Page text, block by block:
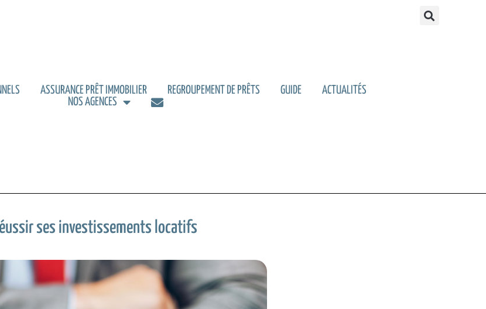
ASSURANCE PRÊT IMMOBILIER REGROUPEMENT DE PRÊTS GUIDE
ACTUALITÉS
NOS AGENCES
ses investissements locatifs